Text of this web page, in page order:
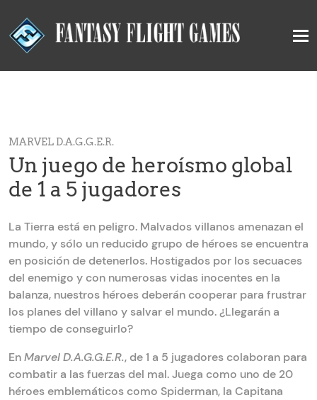
MARVEL D.A.G.G.E.R.
Un juego de heroísmo global
de 1 a 5 jugadores
La Tierra está en peligro. Malvados villanos amenazan el
mundo, y sólo un reducido grupo de héroes se encuentra
en posición de detenerlos. Hostigados por los secuaces
del enemigo y con numerosas vidas inocentes en la
balanza, nuestros héroes deberán cooperar para frustrar
los planes del villano y salvar el mundo. ¿Llegarán a
tiempo de conseguirlo?
EnMarvel D.A.G.G.E.R., de 1 a 5 jugadores colaboran para
combatir a las fuerzas del mal. Juega como uno de 20
héroes emblemáticos como Spiderman, la Capitana